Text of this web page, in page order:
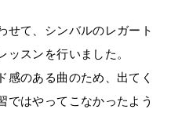
せて、シンバルのレガート
スンを行いました。
感のある曲のため、出てく
ではやってこなかったよう